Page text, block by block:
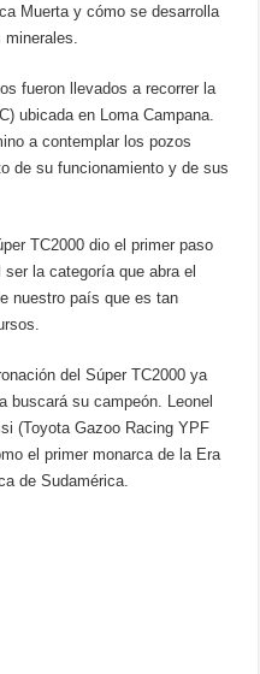
Muerta y cómo se desarrolla
minerales.
fueron llevados a recorrer la
ubicada en Loma Campana.
a contemplar los pozos
de su funcionamiento y de sus
TC2000 dio el primer paso
la categoría que abra el
nuestro país que es tan
del Súper TC2000 ya
buscará su campeón. Leonel
(Toyota Gazoo Racing YPF
el primer monarca de la Era
de Sudamérica.